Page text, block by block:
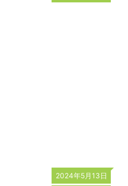
2024年5月13日